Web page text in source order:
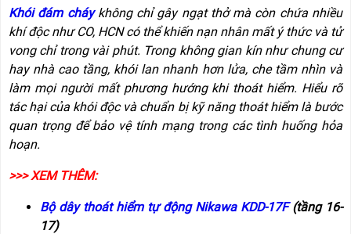
TIN
TỨC
BÁO
CHÍ
NÓI
VỀ
NIKAWA
GIỚI
THANG
CÁCH
ĐIỆN
THANG
NHÔM
CHỮ
A
THANG
NHÔM
NGHIỆP
THANG
Khói đám cháykhông chỉ gây ngạt thở mà còn chứa nhiều
khí độc như CO, HCN có thể khiến nạn nhân mất ý thức và tử
vong chỉ trong vài phút. Trong không gian kín như chung cư
hay nhà cao tầng, khói lan nhanh hơn lửa, che tầm nhìn và
làm mọi người mất phương hướng khi thoát hiểm. Hiểu rõ
tác hại của khói độc và chuẩn bị kỹ năng thoát hiểm là bước
quan trọng để bảo vệ tính mạng trong các tình huống hỏa
hoạn.
>>> XEM THÊM:
Bộ dây thoát hiểm tự động Nikawa KDD-17F(tầng 16-
17)